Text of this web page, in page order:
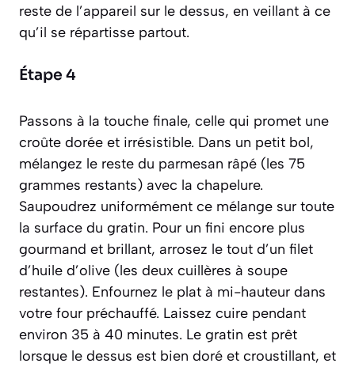
reste de l’appareil sur le dessus, en veillant à ce
qu’il se répartisse partout.
Étape 4
Passons à la touche finale, celle qui promet une
croûte dorée et irrésistible. Dans un petit bol,
mélangez le reste du parmesan râpé (les 75
grammes restants) avec la chapelure.
Saupoudrez uniformément ce mélange sur toute
la surface du gratin. Pour un fini encore plus
gourmand et brillant, arrosez le tout d’un filet
d’huile d’olive (les deux cuillères à soupe
restantes). Enfournez le plat à mi-hauteur dans
votre four préchauffé. Laissez cuire pendant
environ 35 à 40 minutes. Le gratin est prêt
lorsque le dessus est bien doré et croustillant, et